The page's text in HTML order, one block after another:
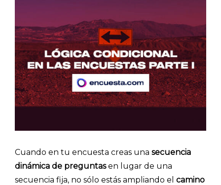
Cuando en tu encuesta creas una secuencia
dinámica de preguntasen lugar de una
secuencia fija, no sólo estás ampliando el camino